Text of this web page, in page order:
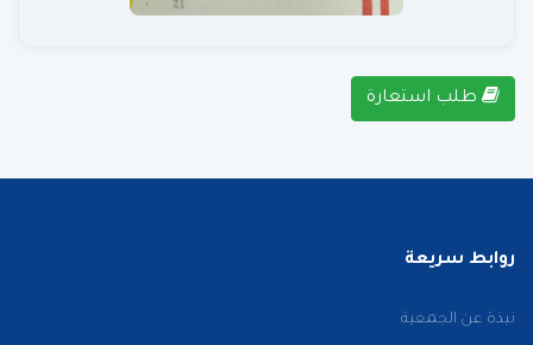
طلب استعارة
روابط سريعة
نبذة عن الجمعية